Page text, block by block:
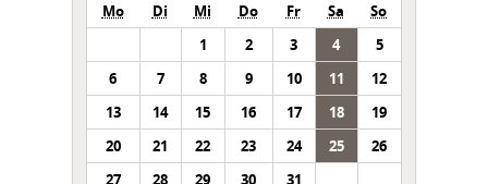
Mo Di Mi Do Fr Sa
So
1
2 3 4
5
6
7 8 9 10 11
12
13
14 15 16 17 18
19
20
21 22 23 24 25
26